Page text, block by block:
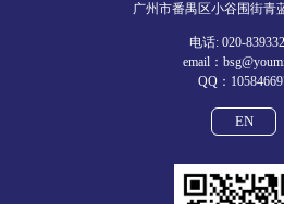
广州市番禺区小谷围街青
电话: 020-
email：
QQ：
EN